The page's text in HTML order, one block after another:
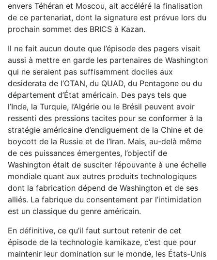
envers Téhéran et Moscou, ait accéléré la finalisation
de ce partenariat, dont la signature est prévue lors du
prochain sommet des BRICS à Kazan.
Il ne fait aucun doute que l’épisode des pagers visait
aussi à mettre en garde les partenaires de Washington
qui ne seraient pas suffisamment dociles aux
desiderata de l’OTAN, du QUAD, du Pentagone ou du
département d’État américain. Des pays tels que
l’Inde, la Turquie, l’Algérie ou le Brésil peuvent avoir
ressenti des pressions tacites pour se conformer à la
stratégie américaine d’endiguement de la Chine et de
boycott de la Russie et de l’Iran. Mais, au-delà même
de ces puissances émergentes, l’objectif de
Washington était de susciter l’épouvante à une échelle
mondiale quant aux autres produits technologiques
dont la fabrication dépend de Washington et de ses
alliés. La fabrique du consentement par l’intimidation
est un classique du genre américain.
En définitive, ce qu’il faut surtout retenir de cet
épisode de la technologie kamikaze, c’est que pour
maintenir leur domination sur le monde, les États-Unis